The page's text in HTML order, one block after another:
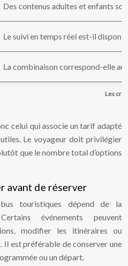
Les
Des contenus adultes et enfants
Le suivi en temps réel est-il
La combinaison correspond-elle au
celui qui associe un tarif adapté
Le voyageur doit privilégier
que le nombre total d’options
avant de réserver
touristiques dépend de la
événements peuvent
modifier les itinéraires ou
Il est préférable de conserver une
ou un départ.